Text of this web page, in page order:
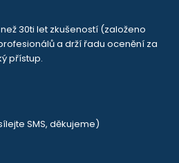
30ti let zkušeností (založeno
a drží řadu ocenění za
přístup.
SMS, děkujeme)